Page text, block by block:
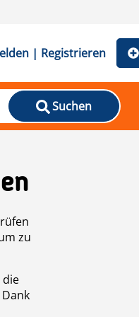
| Registrieren
Suchen
zu
die